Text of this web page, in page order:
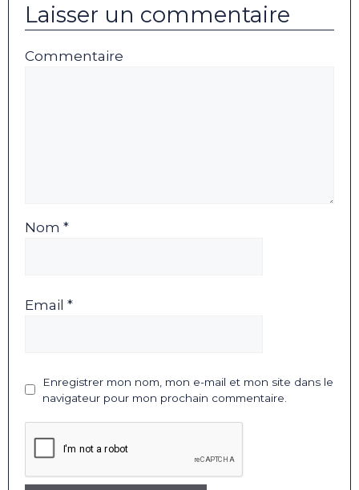
Laisser un commentaire
Commentaire
Nom *
Email *
Enregistrer mon nom, mon e-mail et mon site dans le
navigateur pour mon prochain commentaire.